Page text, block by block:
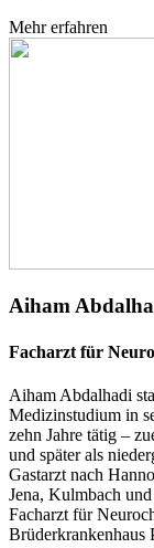
Mehr erfahren
Aiham
Facharzt für
Aiham Abdalhadi
Medizinstudium in
zehn Jahre tätig –
und später als
Gastarzt nach
Jena, Kulmbach
Facharzt für
Brüderkrankenhaus